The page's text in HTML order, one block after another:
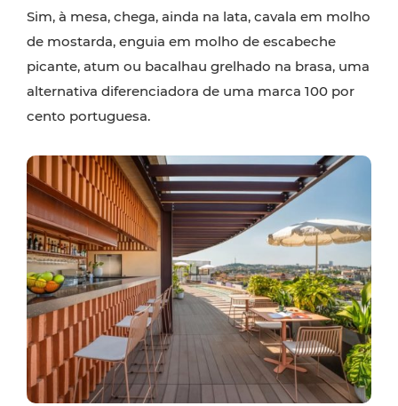
Sim, à mesa, chega, ainda na lata, cavala em molho
de mostarda, enguia em molho de escabeche
picante, atum ou bacalhau grelhado na brasa, uma
alternativa diferenciadora de uma marca 100 por
cento portuguesa.